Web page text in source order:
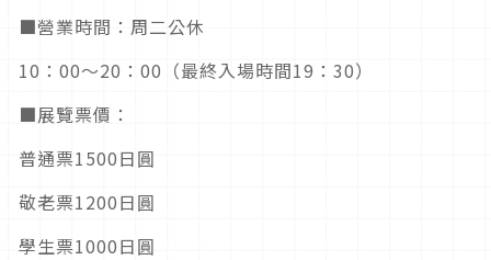
■營業時間：周二公休
10：00～20：00（最終入場時間19：30）
■展覽票價：
普通票1500日圓
敬老票1200日圓
學生票1000日圓